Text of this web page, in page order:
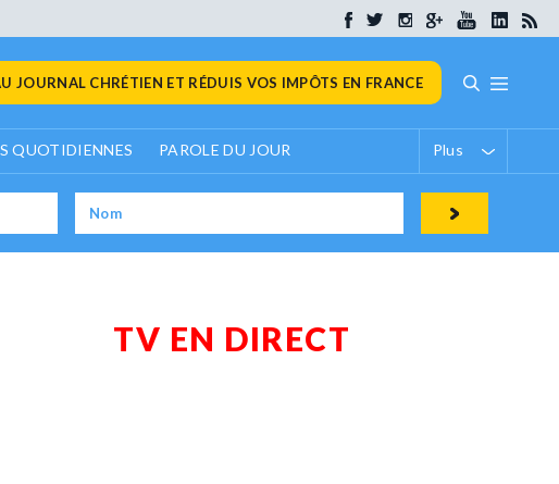
JOURNAL CHRÉTIEN ET RÉDUIS VOS IMPÔTS EN FRANCE
QUOTIDIENNES PAROLE DU JOUR Plus
TV EN DIRECT